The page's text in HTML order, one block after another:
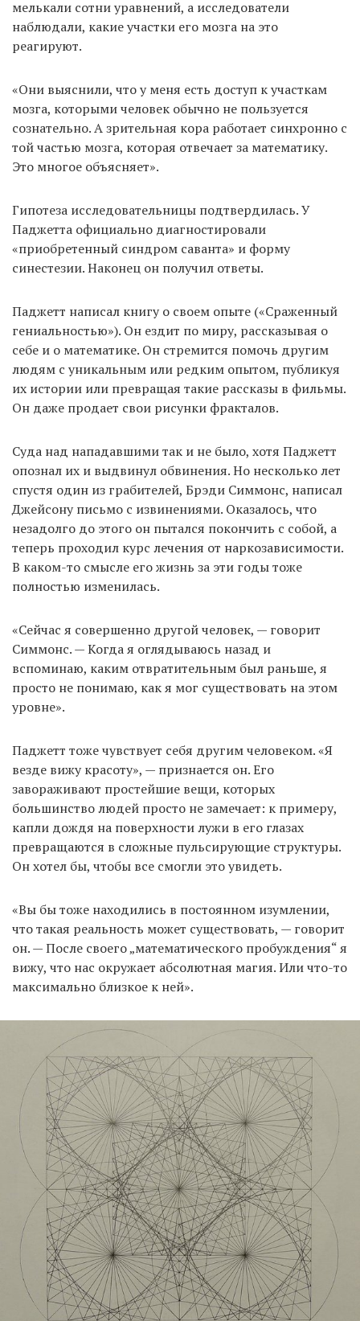
мелькали сотни уравнений, а исследователи
наблюдали, какие участки его мозга на это
реагируют.
«Они выяснили, что у меня есть доступ к участкам
мозга, которыми человек обычно не пользуется
сознательно. А зрительная кора работает синхронно с
той частью мозга, которая отвечает за математику.
Это многое объясняет».
Гипотеза исследовательницы подтвердилась. У
Паджетта официально диагностировали
«приобретенный синдром саванта» и форму
синестезии. Наконец он получил ответы.
Паджетт написал книгу о своем опыте («Сраженный
гениальностью»). Он ездит по миру, рассказывая о
себе и о математике. Он стремится помочь другим
людям с уникальным или редким опытом, публикуя
их истории или превращая такие рассказы в фильмы.
Он даже продает свои рисунки фракталов.
Суда над нападавшими так и не было, хотя Паджетт
опознал их и выдвинул обвинения. Но несколько лет
спустя один из грабителей, Брэди Симмонс, написал
Джейсону письмо с извинениями. Оказалось, что
незадолго до этого он пытался покончить с собой, а
теперь проходил курс лечения от наркозависимости.
В каком-то смысле его жизнь за эти годы тоже
полностью изменилась.
«Сейчас я совершенно другой человек, — говорит
Симмонс. — Когда я оглядываюсь назад и
вспоминаю, каким отвратительным был раньше, я
просто не понимаю, как я мог существовать на этом
уровне».
Паджетт тоже чувствует себя другим человеком. «Я
везде вижу красоту», — признается он. Его
завораживают простейшие вещи, которых
большинство людей просто не замечает: к примеру,
капли дождя на поверхности лужи в его глазах
превращаются в сложные пульсирующие структуры.
Он хотел бы, чтобы все смогли это увидеть.
«Вы бы тоже находились в постоянном изумлении,
что такая реальность может существовать, — говорит
он. — После своего „математического пробуждения“ я
вижу, что нас окружает абсолютная магия. Или что-то
максимально близкое к ней».